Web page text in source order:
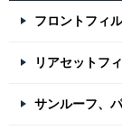
フロントフィ
リアセットフ
サンルーフ、